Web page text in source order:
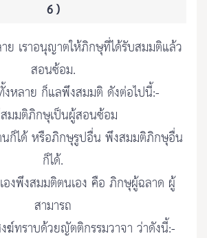
6 )
เราอนุญาตให้ภิกษุที่ได้รับสมมติแล้ว
สอนซ้อม.
หลาย ก็แลพึงสมมติ ดังต่อไปนี้:-
มมติภิกษุเป็นผู้สอนซ้อม
ก็ได้ หรือภิกษุรูปอื่น พึงสมมติภิกษุอื่น
ก็ได้.
องพึงสมมติตนเอง คือ ภิกษุผู้ฉลาด ผู้
สามารถ
ฆ์ทราบด้วยญัตติกรรมวาจา ว่าดังนี้:-